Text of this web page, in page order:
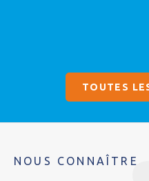
TOUTES
NOUS CONNAÎTRE